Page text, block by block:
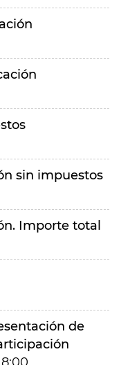
sin impuestos
Importe total
de